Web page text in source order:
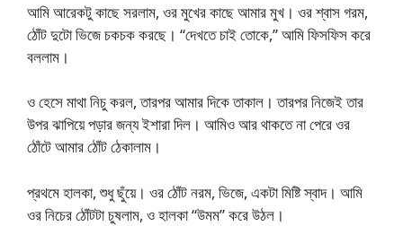
আমি আরেকটু কাছে সরলাম, ওর মুখের কাছে আমার মুখ। ওর শ্বাস গরম,
ঠোঁট দুটো ভিজে চকচক করছে। “দেখতে চাই তোকে,” আমি ফিসফিস করে
বললাম।
ও হেসে মাথা নিচু করল, তারপর আমার দিকে তাকাল। তারপর নিজেই তার
উপর ঝাপিয়ে পড়ার জন্য ইশারা দিল। আমিও আর থাকতে না পেরে ওর
ঠোঁটে আমার ঠোঁট ঠেকালাম।
প্রথমে হালকা, শুধু ছুঁয়ে। ওর ঠোঁট নরম, ভিজে, একটা মিষ্টি স্বাদ। আমি
ওর নিচের ঠোঁটটা চুষলাম, ও হালকা “উমম” করে উঠল।